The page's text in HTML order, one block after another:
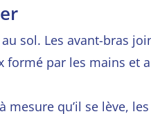
sol. Les avant-bras
formé par les mains et
mesure qu’il se lève,